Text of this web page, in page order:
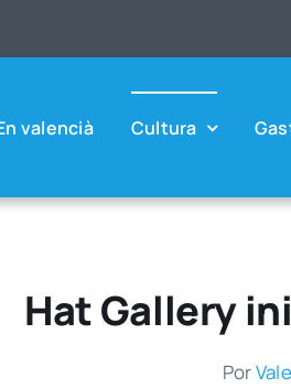
valen­cià Cul­tu­ra
Hat Gallery
Por